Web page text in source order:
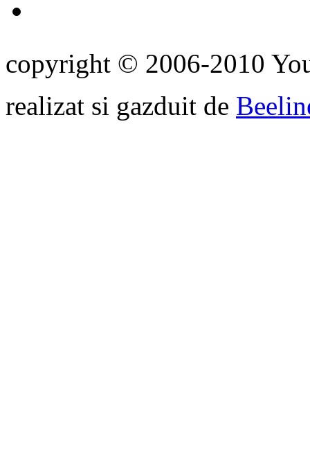
copyright © 2006-2010
realizat si gazduit de